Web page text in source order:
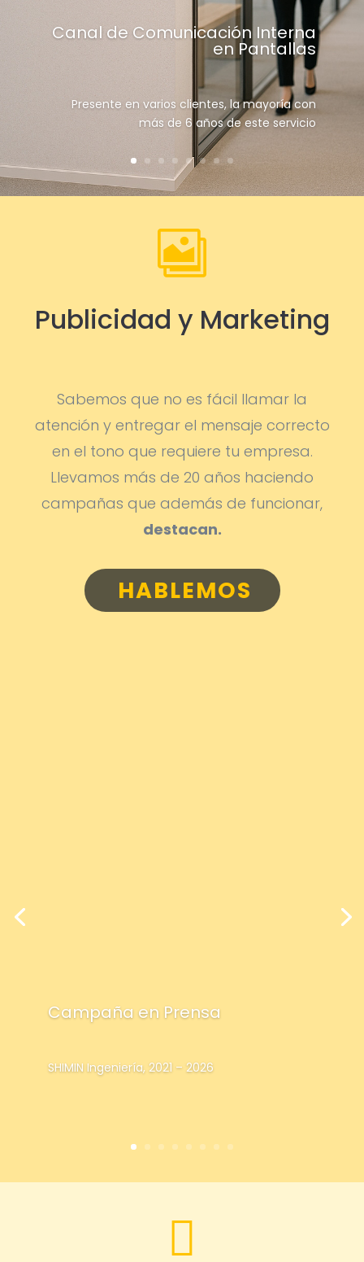
Canal de Comunicación Interna
en Pantallas
Presente en varios clientes, la mayoría con
más de 6 años de este servicio

Publicidad y Marketing
Sabemos que no es fácil llamar la
atención y entregar el mensaje correcto
en el tono que requiere tu empresa.
Llevamos más de 20 años haciendo
campañas que además de funcionar,
destacan.
HABLEMOS
Campaña en Prensa
SHIMIN Ingeniería, 2021 – 2026
